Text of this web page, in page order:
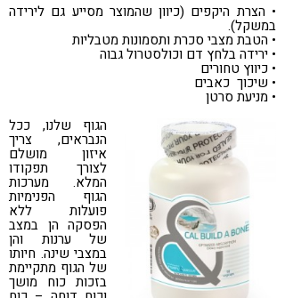
• הצרת היקפים (כיוון שהמוצר מסייע גם לירידה
במשקל).
• הטבת מצבי סכרת ותסמונות מטבליות
• ירידה בלחץ דם וכולסטרול גבוה
• כיווץ טחורים
• שיכוך כאבים
• מניעת סרטן
הגוף שלנו, ככל
הנבראים, צריך
איזון מושלם
לצורך תפקודו
המלא. מערכות
הגוף הפנימיות
פועלות ללא
הפסקה הן במצב
של ערנות והן
במצבי שינה. חיותו
של הגוף מתקיימת
בזכות כוח מושך